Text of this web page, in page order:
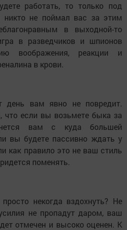
работать, то только под
никто не поймал вас за этим
в выходной-то
в разведчиков и шпионов
воображения, реакции и
в крови.
день вам явно не повредит.
если вы возьмете быка за
вам с куда большей
вы будете пассивно ждать у
как правило это не ваш стиль
поменять.
некогда вздохнуть? Не
не пропадут даром, ваш
отмечен и высоко оценен. К